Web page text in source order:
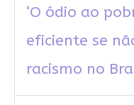
‘O ódio ao
eficiente se
racismo no